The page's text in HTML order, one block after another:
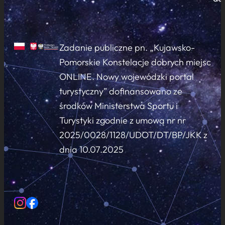
Zadanie publiczne pn. „Kujawsko-
Pomorskie Konstelacje dobrych miejsc
ONLINE. Nowy wojewódzki portal
turystyczny” dofinansowano ze
środków Ministerstwa Sportu i
Turystyki zgodnie z umową nr nr
2025/0028/1128/UDOT/DT/BP/JKK z
dnia 10.07.2025